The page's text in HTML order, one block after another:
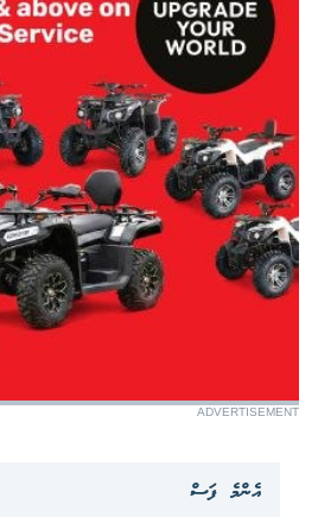
ADVERTISEMENT
އެންމެ ފަސް